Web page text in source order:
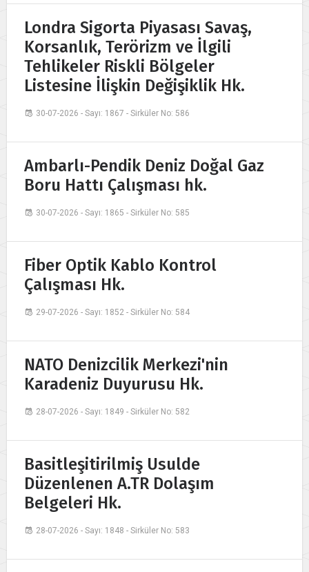
Londra Sigorta Piyasası Savaş,
Korsanlık, Terörizm ve İlgili
Tehlikeler Riskli Bölgeler
Listesine İlişkin Değişiklik Hk.
30-07-2026 - Sayı: 1867 - Sirküler No: 586
Ambarlı-Pendik Deniz Doğal Gaz
Boru Hattı Çalışması hk.
30-07-2026 - Sayı: 1865 - Sirküler No: 585
Fiber Optik Kablo Kontrol
Çalışması Hk.
29-07-2026 - Sayı: 1852 - Sirküler No: 584
NATO Denizcilik Merkezi'nin
Karadeniz Duyurusu Hk.
28-07-2026 - Sayı: 1849 - Sirküler No: 582
Basitleşitirilmiş Usulde
Düzenlenen A.TR Dolaşım
Belgeleri Hk.
28-07-2026 - Sayı: 1848 - Sirküler No: 583